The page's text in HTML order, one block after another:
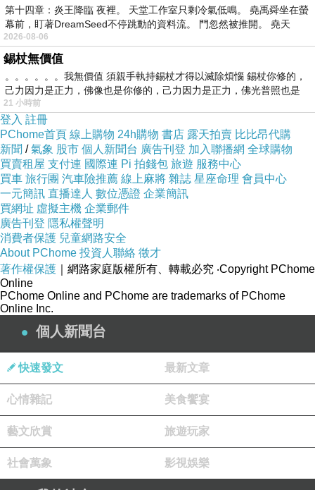
金門Golden Gate是耶路撒冷
一座城門，位於
東側的中央，約莫修建於
代，興建在早期城門
廢墟的頂上
的城門之一
根據猶太人的傳統，彌賽亞將會經過
金門
，
因此猶太人常在此門祈求憐憫。
「他又帶我回到聖地朝東的外門．那門
第十四章：炎王降臨 夜裡。 天堂工作室只剩冷氣低鳴。 堯禹舜坐在螢
幕前，盯著DreamSeed不停跳動的資料流。 門忽然被推開。 堯天
2026-08-06
錫杖無價值
。。。。。。我無價值 須親手執持錫杖才得以滅除煩惱 錫杖你修的，
己力因力是正力，佛像也是你修的，己力因力是正力，佛光普照也是
21 小時前
登入 註冊
PChome首頁 線上購物 24h購物 書店 露天拍賣 比比昂代購
新聞 /氣象 股市 個人新聞台 廣告刊登 加入聯播網 全球購物
買賣租屋 支付連 國際連 Pi 拍錢包 旅遊 服務中心
買車 旅行團 汽車險推薦 線上麻將 雜誌 星座命理 會員中心
一元簡訊 直播達人 數位憑證 企業簡訊
買網址 虛擬主機 企業郵件
廣告刊登 隱私權聲明
消費者保護 兒童網路安全
About PChome 投資人聯絡 徵才
著作權保護 ｜網路家庭版權所有、轉載必究 ‧Copyright PChome
Online
PChome Online and PChome are trademarks of PChome
Online Inc.
個人新聞台
快速發文 最新文章
心情雜記 美食饗宴
藝文欣賞 旅遊玩家
社會萬象 影視娛樂